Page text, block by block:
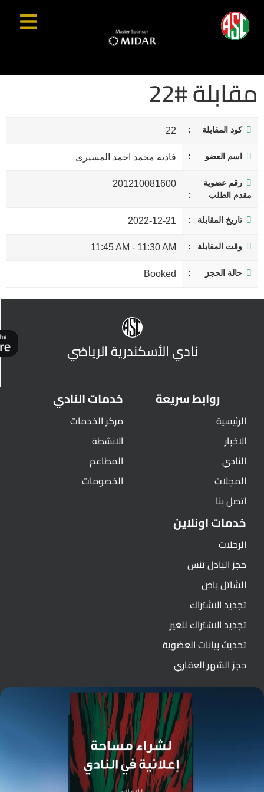
مقابلة #22
كود المقابلة 22
اسم العضو فادية محمد احمد المسيرى
رقم عضوية
مقدم الطلب
201210081600
تاريخ المقابلة 2022-12-21
وقت المقابلة 11:30 AM
-
11:45 AM
حالة الحجز Booked
نادي الأسكندرية الرياضي
روابط سريعة
الرئيسية
الاخبار
النادي
المجلات
اتصل بنا
خدمات النادي
مركز الخدمات
الانشطة
المطاعم
الخصومات
خدمات اونلاين
الرحلات
حجز البادل تنس
الشاتل باص
تجديد الاشتراك
تجديد الاشتراك للغير
تحديث بيانات العضوية
حجز الشهر العقاري